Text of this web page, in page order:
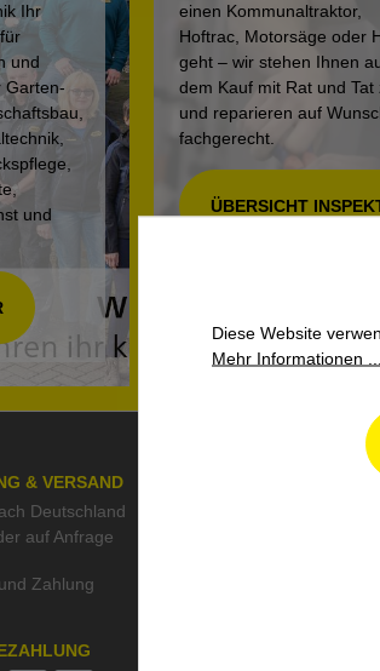
Ihr
und
Garten-
und
einen Kommunaltraktor,
Hoftrac, Motorsäge oder
geht – wir stehen Ihnen
dem Kauf mit Rat und Tat
und reparieren auf
fachgerecht.
ÜBERSICHT
& VERSAND
Deutschland
auf Anfrage
Zahlung
Diese Website
Mehr Informationen ...